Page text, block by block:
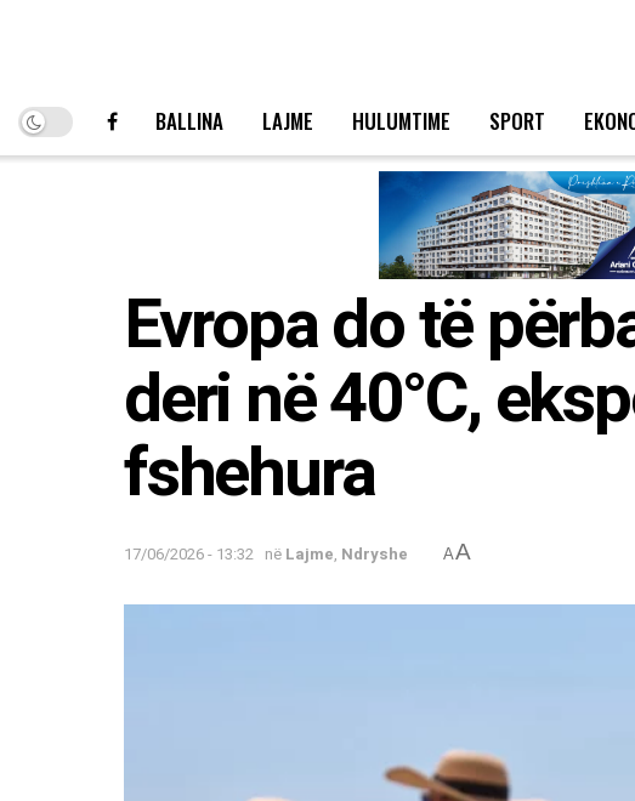
BALLINA LAJME HULUMTIME SPORT
Evropa do të
deri në 40°C,
fshehura
17/06/2026 - 13:32 në Lajme, Ndryshe AA